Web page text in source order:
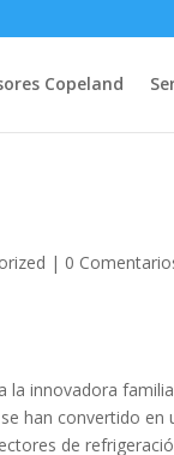
Copeland
| 0
la innovadora
han convertido
de